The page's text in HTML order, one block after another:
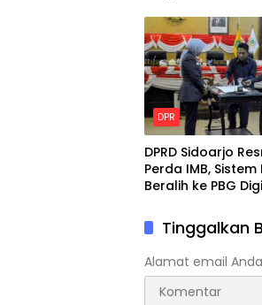
DPR
DPRD Sidoarjo
Perda IMB, Sistem
Beralih ke PBG
Tinggalkan
Alamat email